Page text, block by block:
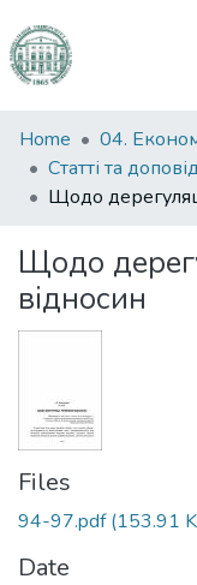
Communities
&
Collections
Statistics
Home
Статті та
Щодо
відносин
Files
94-97.pdf(153.91
Date